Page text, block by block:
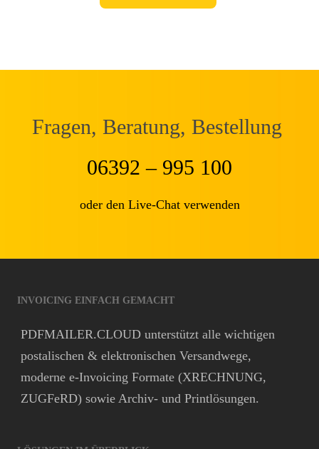
Fragen, Beratung, Bestellung
06392 – 995 100
oder den Live-Chat verwenden
INVOICING EINFACH GEMACHT
PDFMAILER.CLOUD unterstützt alle wichtigen
postalischen & elektronischen Versandwege,
moderne e-Invoicing Formate (XRECHNUNG,
ZUGFeRD) sowie Archiv- und Printlösungen.